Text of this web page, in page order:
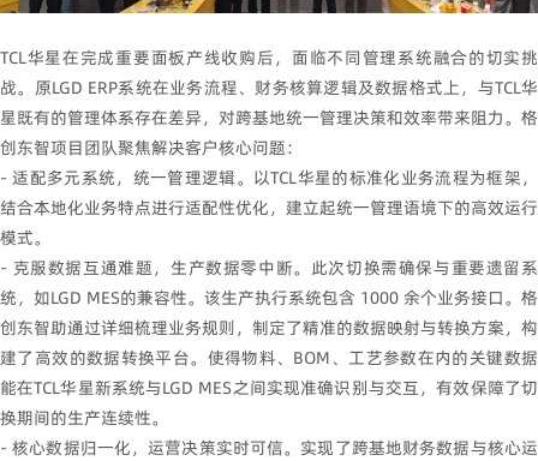
TCL华星在完成重要面板产线收购后，面临不同管理系统融合的切实挑
战。原LGD ERP系统在业务流程、财务核算逻辑及数据格式上，与TCL华
星既有的管理体系存在差异，对跨基地统一管理决策和效率带来阻力。格
创东智项目团队聚焦解决客户核心问题：
- 适配多元系统，统一管理逻辑。以TCL华星的标准化业务流程为框架，
结合本地化业务特点进行适配性优化，建立起统一管理语境下的高效运行
模式。
- 克服数据互通难题，生产数据零中断。此次切换需确保与重要遗留系
统，如LGD MES的兼容性。该生产执行系统包含 1000 余个业务接口。格
创东智助通过详细梳理业务规则，制定了精准的数据映射与转换方案，构
建了高效的数据转换平台。使得物料、BOM、工艺参数在内的关键数据
能在TCL华星新系统与LGD MES之间实现准确识别与交互，有效保障了切
换期间的生产连续性。
- 核心数据归一化，运营决策实时可信。实现了跨基地财务数据与核心运